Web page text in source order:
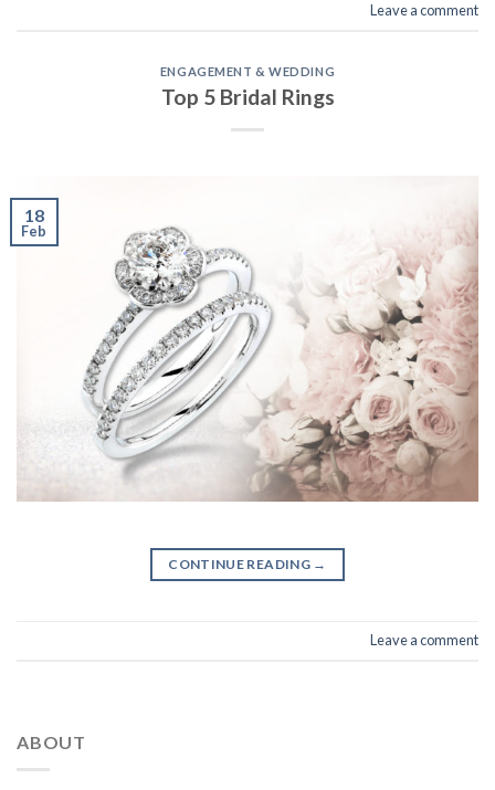
Leave a comment
ENGAGEMENT & WEDDING
Top 5 Bridal Rings
18
Feb
CONTINUE READING →
Leave a comment
ABOUT